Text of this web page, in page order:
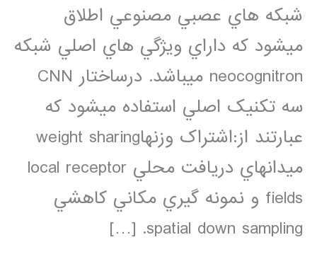
شبکه هاي عصبي مصنوعي اطلاق
ميشود که داراي ويژگي هاي اصلي شبکه
neocognitron ميباشد. درساختار CNN
سه تکنيک اصلي استفاده ميشود که
عبارتند از:اشتراک وزنهاweight sharing
ميدانهاي دريافت محلي local receptor
fields و نمونه گيري مکاني کاهشي
spatial down sampling. […]